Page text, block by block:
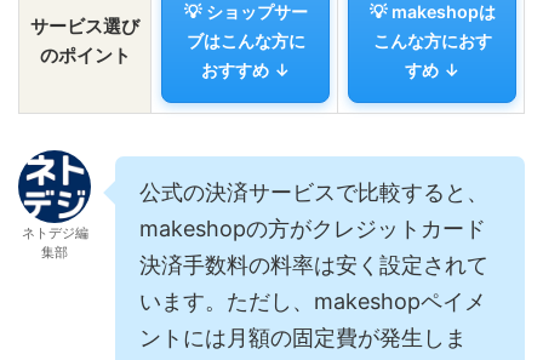
サービス選び
のポイント
💡 ショップサー
ブはこんな方に
おすすめ ↓
💡 makeshopは
こんな方におす
すめ ↓
ネトデジ編
集部
公式の決済サービスで比較すると、
makeshopの方がクレジットカード
決済手数料の料率は安く設定されて
います。ただし、makeshopペイメ
ントには月額の固定費が発生しま